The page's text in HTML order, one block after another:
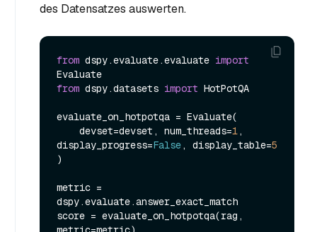
des Datensatzes auswerten.
from dspy.evaluate.evaluate import
from dspy.datasets import HotPotQA
evaluate_on_hotpotqa = Evaluate(
    devset=devset, num_threads=
1,
display_progress=False, display_table=5
)
metric =
dspy.evaluate.answer_exact_match
score = evaluate_on_hotpotqa(rag,